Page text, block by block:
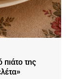
πιάτο της